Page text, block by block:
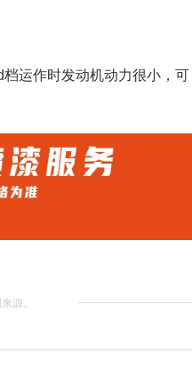
运作时发动机动力很小，可
源。